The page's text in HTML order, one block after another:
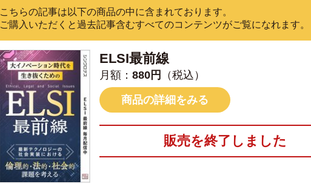
こちらの記事は以下の商品の中に含まれております。
ご購入いただくと過去記事含むすべてのコンテンツがご覧になれます。
ELSI最前線
月額： 880円 （税込）
商品の詳細をみる
販売を終了しました